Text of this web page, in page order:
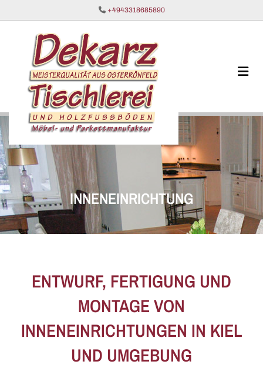
 +4943318685890
INNENEINRICHTUNG
ENTWURF, FERTIGUNG UND
MONTAGE VON
INNENEINRICHTUNGEN IN KIEL
UND UMGEBUNG